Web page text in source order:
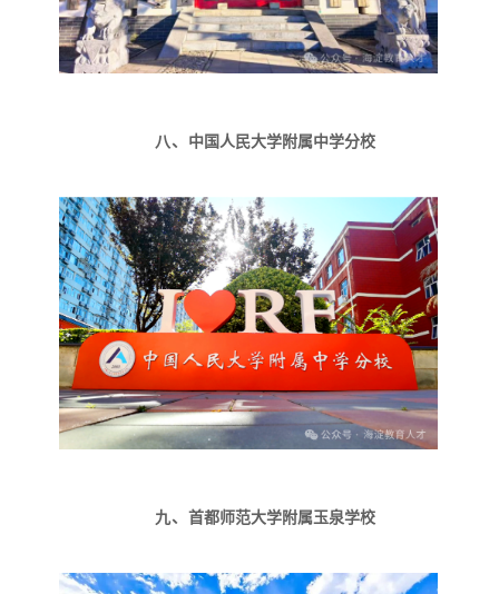
八、 中国人民大学附属中学分校
九、 首都师范大学附属玉泉学校